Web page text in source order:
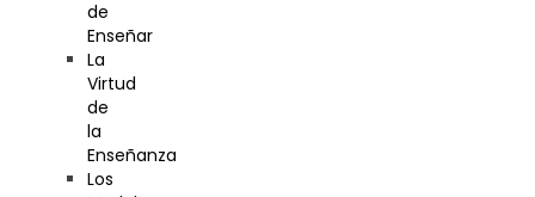
de
Enseñar
La
Virtud
de
la
Enseñanza
Los